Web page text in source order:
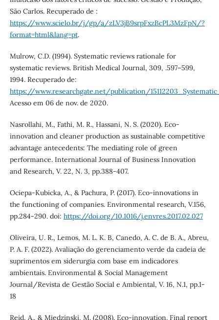
São Carlos. Recuperado de :
https://www.scielo.br/j/gp/a/zLV3jB9srpFxzBcPL3MzFpN/?
format=html&lang=pt.
Mulrow, C.D. (1994). Systematic reviews rationale for
systematic reviews. British Medical Journal, 309, .597–599,
1994. Recuperado de:
https://www.researchgate.net/publication/
Acesso em 06 de nov. de 2020.
Nasrollahi, M., Fathi, M. R., Hassani, N. S. (2020). Eco-
innovation and cleaner production as sustainable competitive
advantage antecedents: The mediating role of green
performance. International Journal of Business Innovation
and Research, V. 22, N. 3, pp.388-407.
Ociepa-Kubicka, A., & Pachura, P. (2017). Eco-innovations in
the functioning of companies. Environmental research, V.156,
pp.284-290. doi: https://doi.org/10.1016/j.envres.2017.02.027
Oliveira, U. R., Lemos, M. L. K. B, Canedo, A. C. de B. A., Abreu,
P. A. F. (2022). Avaliação do gerenciamento verde da cadeia de
suprimentos em siderurgia com base em indicadores
ambientais. Environmental & Social Management
Journal/Revista de Gestão Social e Ambiental, V. 16, N.1, pp.1-
18
Reid, A., & Miedzinski, M. (2008). Eco-innovation. Final report